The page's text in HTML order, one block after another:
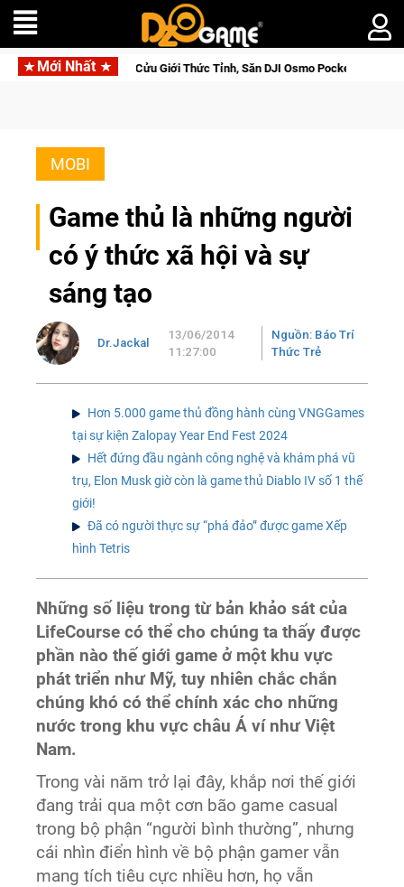
Mới Nhất
Saga: Cửu Giới Thức Tỉnh, Săn DJI Osmo Pocket 3 Ngay Hôm Nay
MOBI
Game thủ là những người
có ý thức xã hội và sự
sáng tạo
Dr.Jackal
13/06/2014
11:27:00
Nguồn: Báo Trí
Thức Trẻ
Hơn 5.000 game thủ đồng hành cùng VNGGames
tại sự kiện Zalopay Year End Fest 2024
Hết đứng đầu ngành công nghệ và khám phá vũ
trụ, Elon Musk giờ còn là game thủ Diablo IV số 1 thế
giới!
Đã có người thực sự “phá đảo” được game Xếp
hình Tetris
Những số liệu trong từ bản khảo sát của
LifeCourse có thể cho chúng ta thấy được
phần nào thế giới game ở một khu vực
phát triển như Mỹ, tuy nhiên chắc chắn
chúng khó có thể chính xác cho những
nước trong khu vực châu Á ví như Việt
Nam.
Trong vài năm trở lại đây, khắp nơi thế giới
đang trải qua một cơn bão game casual
trong bộ phận “người bình thường”, nhưng
cái nhìn điển hình về bộ phận gamer vẫn
mang tích tiêu cực nhiều hơn, họ vẫn